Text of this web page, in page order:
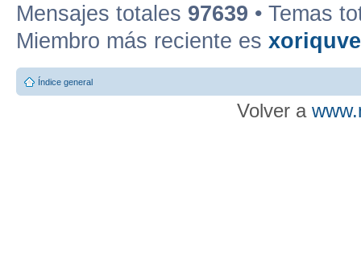
Mensajes totales 97639 • Temas
Miembro más reciente es
Índice general
Volver a